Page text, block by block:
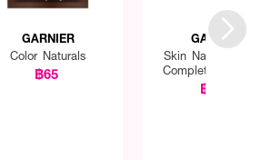
GARNIER
Color Naturals
฿65
GARNIER
Skin Naturals Bright
Complete Vitamin C
Ampoule Serum
฿449